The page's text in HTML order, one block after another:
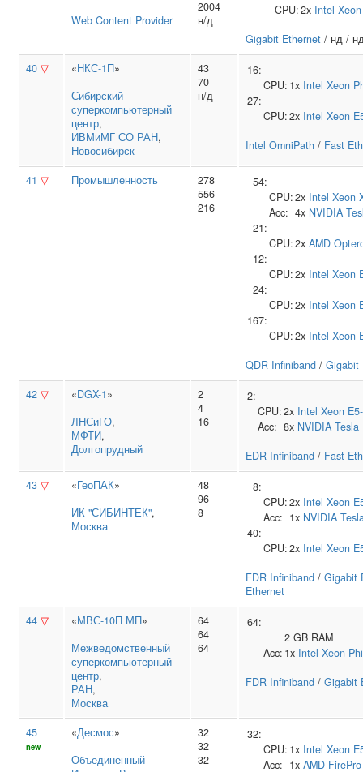
Web Content Provider
2004
н/д
CPU:2x Intel
Gigabit Ethernet / нд /
40 ▽ «НКС-1П»
Сибирский
суперкомпьютерный
центр,
ИВМиМГ СО РАН,
Новосибирск
43
70
н/д
16:
CPU: 1x Intel Xeon
27:
CPU:2x Intel Xeon
Intel OmniPath / Fast
41 ▽ Промышленность
278
556
216
54:
CPU:2x Intel Xeon
Acc: 4x NVIDIA
21:
CPU:2x AMD
12:
CPU:2x Intel Xeon
24:
CPU:2x Intel Xeon
167:
CPU:2x Intel Xeon
QDR Infiniband / Gigabit
42 ▽ «DGX-1»
ЛНСиГО,
МФТИ,
Долгопрудный
2
4
16
2:
CPU:2x Intel Xeon
Acc: 8x NVIDIA Tesla
EDR Infiniband / Fast
43 ▽ «ГеоПАК»
ИК "СИБИНТЕК",
Москва
48
96
8
8:
CPU:2x Intel Xeon
Acc: 1x NVIDIA
40:
CPU:2x Intel Xeon
FDR Infiniband / Gigabit
Ethernet
44 ▽ «МВС-10П МП»
Межведомственный
суперкомпьютерный
центр,
РАН,
Москва
64
64
64
64:
2 GB RAM
Acc: 1x Intel Xeon
FDR Infiniband / Gigabit
45
new
«Десмос»
Объединенный
32
32
32
32:
CPU: 1x Intel Xeon
Acc: 1x AMD